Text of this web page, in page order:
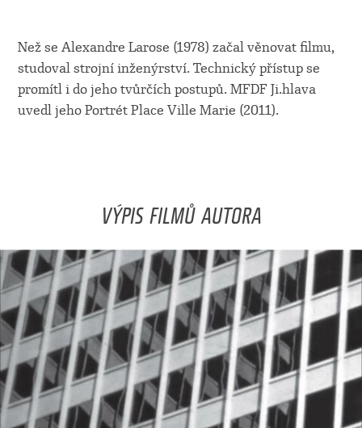
Než se Alexandre Larose (1978) začal věnovat filmu,
studoval strojní inženýrství. Technický přístup se
promítl i do jeho tvůrčích postupů. MFDF Ji.hlava
uvedl jeho Portrét Place Ville Marie (2011).
VÝPIS FILMŮ AUTORA